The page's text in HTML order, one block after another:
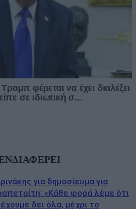
για δημοσίευμα για
«Κάθε φορά λέμε ότι
δει όλα, μέχρι το